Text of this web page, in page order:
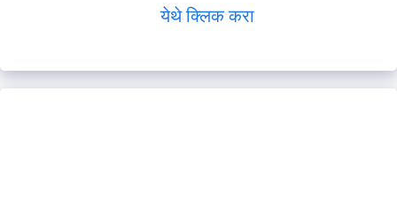
येथे क्लिक करा